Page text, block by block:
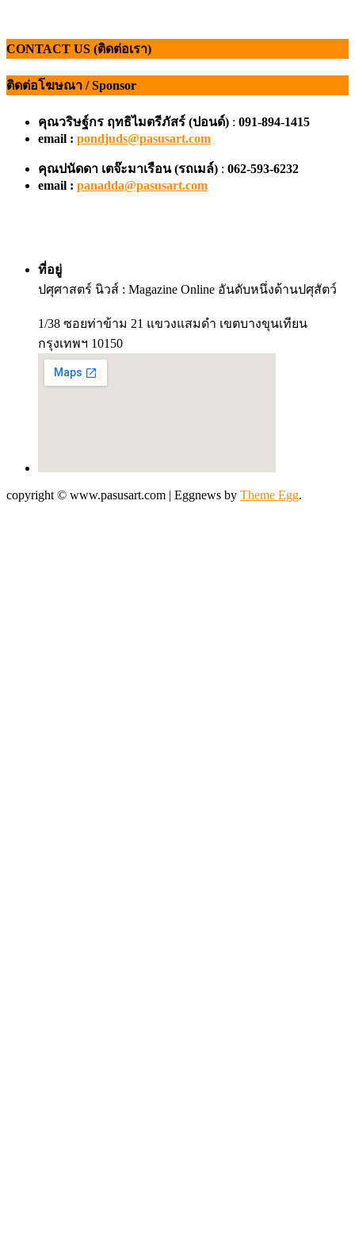
CONTACT US (ติดต่อเรา)
ติดต่อโฆษณา / Sponsor
คุณวริษฐ์กร ฤทธิไมตรีภัสร์ (ปอนด์) : 091-894-1415
email : pondjuds@pasusart.com
คุณปนัดดา เตจ๊ะมาเรือน (รถเมล์) : 062-593-6232
email : panadda@pasusart.com
ที่อยู่
ปศุศาสตร์ นิวส์ : Magazine Online อันดับหนึ่งด้านปศุสัตว์
1/38 ซอยท่าข้าม 21 แขวงแสมดำ เขตบางขุนเทียน
กรุงเทพฯ 10150
copyright © www.pasusart.com | Eggnews by Theme Egg.